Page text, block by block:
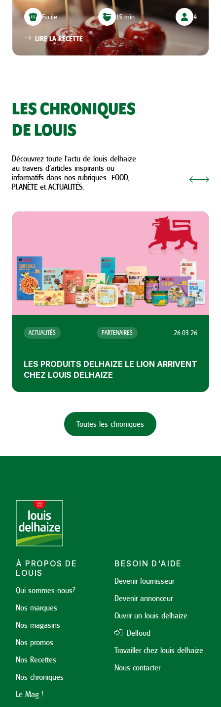
Facile 15 min 4
LIRE LA RECETTE
LES CHRONIQUES
DE LOUIS
Découvrez toute l’actu de louis delhaize
au travers d’articles inspirants ou
informatifs dans nos rubriques FOOD,
PLANÈTE et ACTUALITÉS.
ACTUALITÉS PARTENAIRES 26.03.26
LES PRODUITS DELHAIZE LE LION ARRIVENT
CHEZ LOUIS DELHAIZE
Toutes les chroniques
À PROPOS DE
LOUIS
Qui sommes-nous?
Nos marques
Nos magasins
Nos promos
Nos Recettes
Nos chroniques
Le Mag !
BESOIN D'AIDE
Devenir fournisseur
Devenir annonceur
Ouvrir un louis delhaize
Delfood
Travailler chez louis delhaize
Nous contacter